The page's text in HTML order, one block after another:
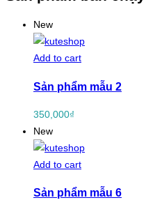
New
Add to cart
Sản phẩm mẫu 2
350,000₫
New
Add to cart
Sản phẩm mẫu 6